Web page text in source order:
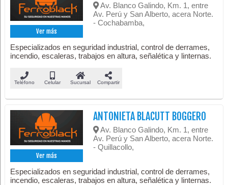
Ver más
Av. Blanco Galindo, Km. 1, entre
Av. Perú y San Alberto, acera Norte.
- Cochabamba,
Especializados en seguridad industrial, control de derrames,
incendio, escaleras, trabajos en altura, señalética y linternas.
Teléfono Celular Sucursal Compartir
Ver más
ANTONIETA BLACUTT BOGGERO
Av. Blanco Galindo, Km. 1, entre
Av. Perú y San Alberto, acera Norte.
- Quillacollo,
Especializados en seguridad industrial, control de derrames,
incendio, escaleras, trabajos en altura, señalética y linternas.